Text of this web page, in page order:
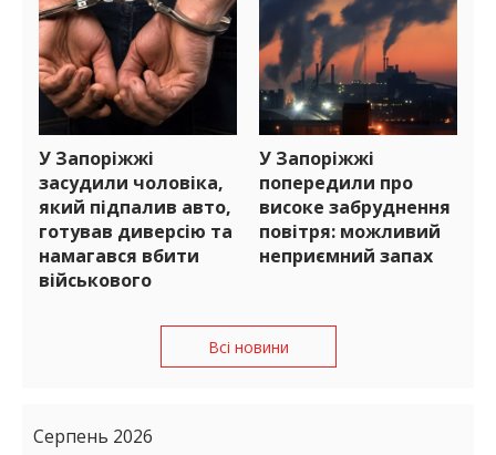
У Запоріжжі
засудили чоловіка,
який підпалив авто,
готував диверсію та
намагався вбити
військового
У Запоріжжі
попередили про
високе забруднення
повітря: можливий
неприємний запах
Всі новини
Серпень 2026